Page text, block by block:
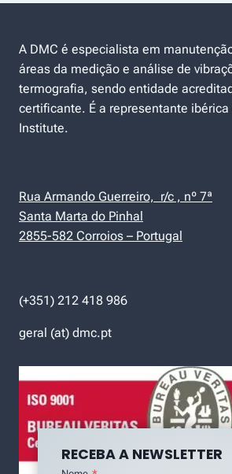
A DMC é especialista em
áreas da medição e análise de
termografia, sendo entidade
certificante. É a representante ibérica
Institute.
Rua Armando Guerreiro, r/c , nº 7ª
Santa Marta do Pinhal
2855-582 Corroios – Portugal
(+351) 212 418 986
geral (at) dmc.pt
RECEBA A NEWSLETTER